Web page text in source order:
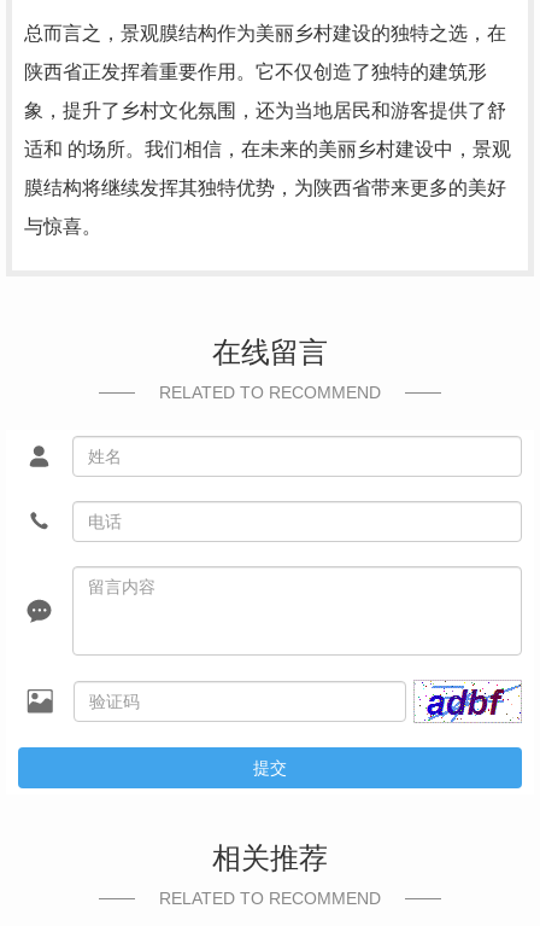
总而言之，景观膜结构作为美丽乡村建设的独特之选，在
陕西省正发挥着重要作用。它不仅创造了独特的建筑形
象，提升了乡村文化氛围，还为当地居民和游客提供了舒
适和 的场所。我们相信，在未来的美丽乡村建设中，景观
膜结构将继续发挥其独特优势，为陕西省带来更多的美好
与惊喜。
在线留言
RELATED TO RECOMMEND
提交
相关推荐
RELATED TO RECOMMEND